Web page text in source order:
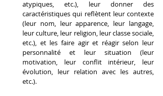
atypiques, etc.), leur donner des
caractéristiques qui reflètent leur contexte
(leur nom, leur apparence, leur langage,
leur culture, leur religion, leur classe sociale,
etc.), et les faire agir et réagir selon leur
personnalité et leur situation (leur
motivation, leur conflit intérieur, leur
évolution, leur relation avec les autres,
etc.).